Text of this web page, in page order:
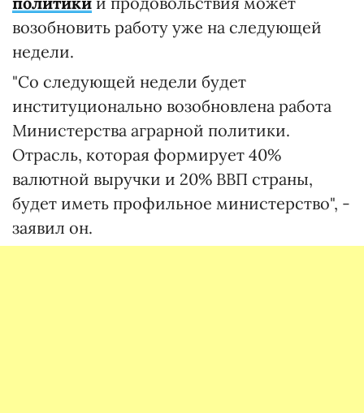
возобновить работу уже на следующей
недели.
"Со следующей недели будет
институционально возобновлена работа
Министерства аграрной политики.
Отрасль, которая формирует 40%
валютной выручки и 20% ВВП страны,
будет иметь профильное министерство", -
заявил он.